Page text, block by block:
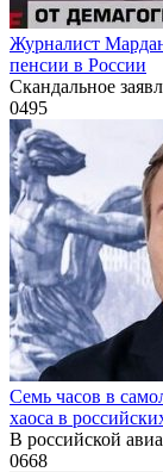
Журналист
пенсии в России
Скандальное
0495
Семь часов в
хаоса в
В российской
0668